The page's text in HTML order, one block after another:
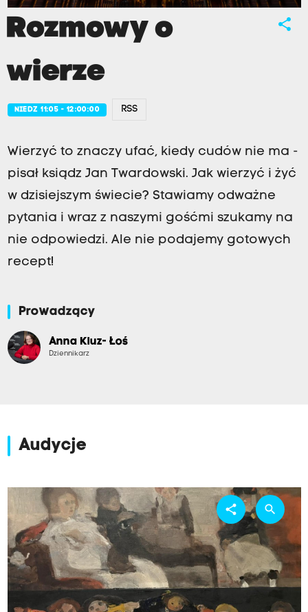
share
Rozmowy o
wierze
NIEDZ 11:05 - 12:00:00 RSS
Wierzyć to znaczy ufać, kiedy cudów nie ma -
pisał ksiądz Jan Twardowski. Jak wierzyć i żyć
w dzisiejszym świecie? Stawiamy odważne
pytania i wraz z naszymi gośćmi szukamy na
nie odpowiedzi. Ale nie podajemy gotowych
recept!
Prowadzący
Anna Kluz- Łoś
Dziennikarz
Audycje
share search